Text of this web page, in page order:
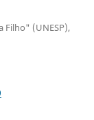
Filho" (UNESP),